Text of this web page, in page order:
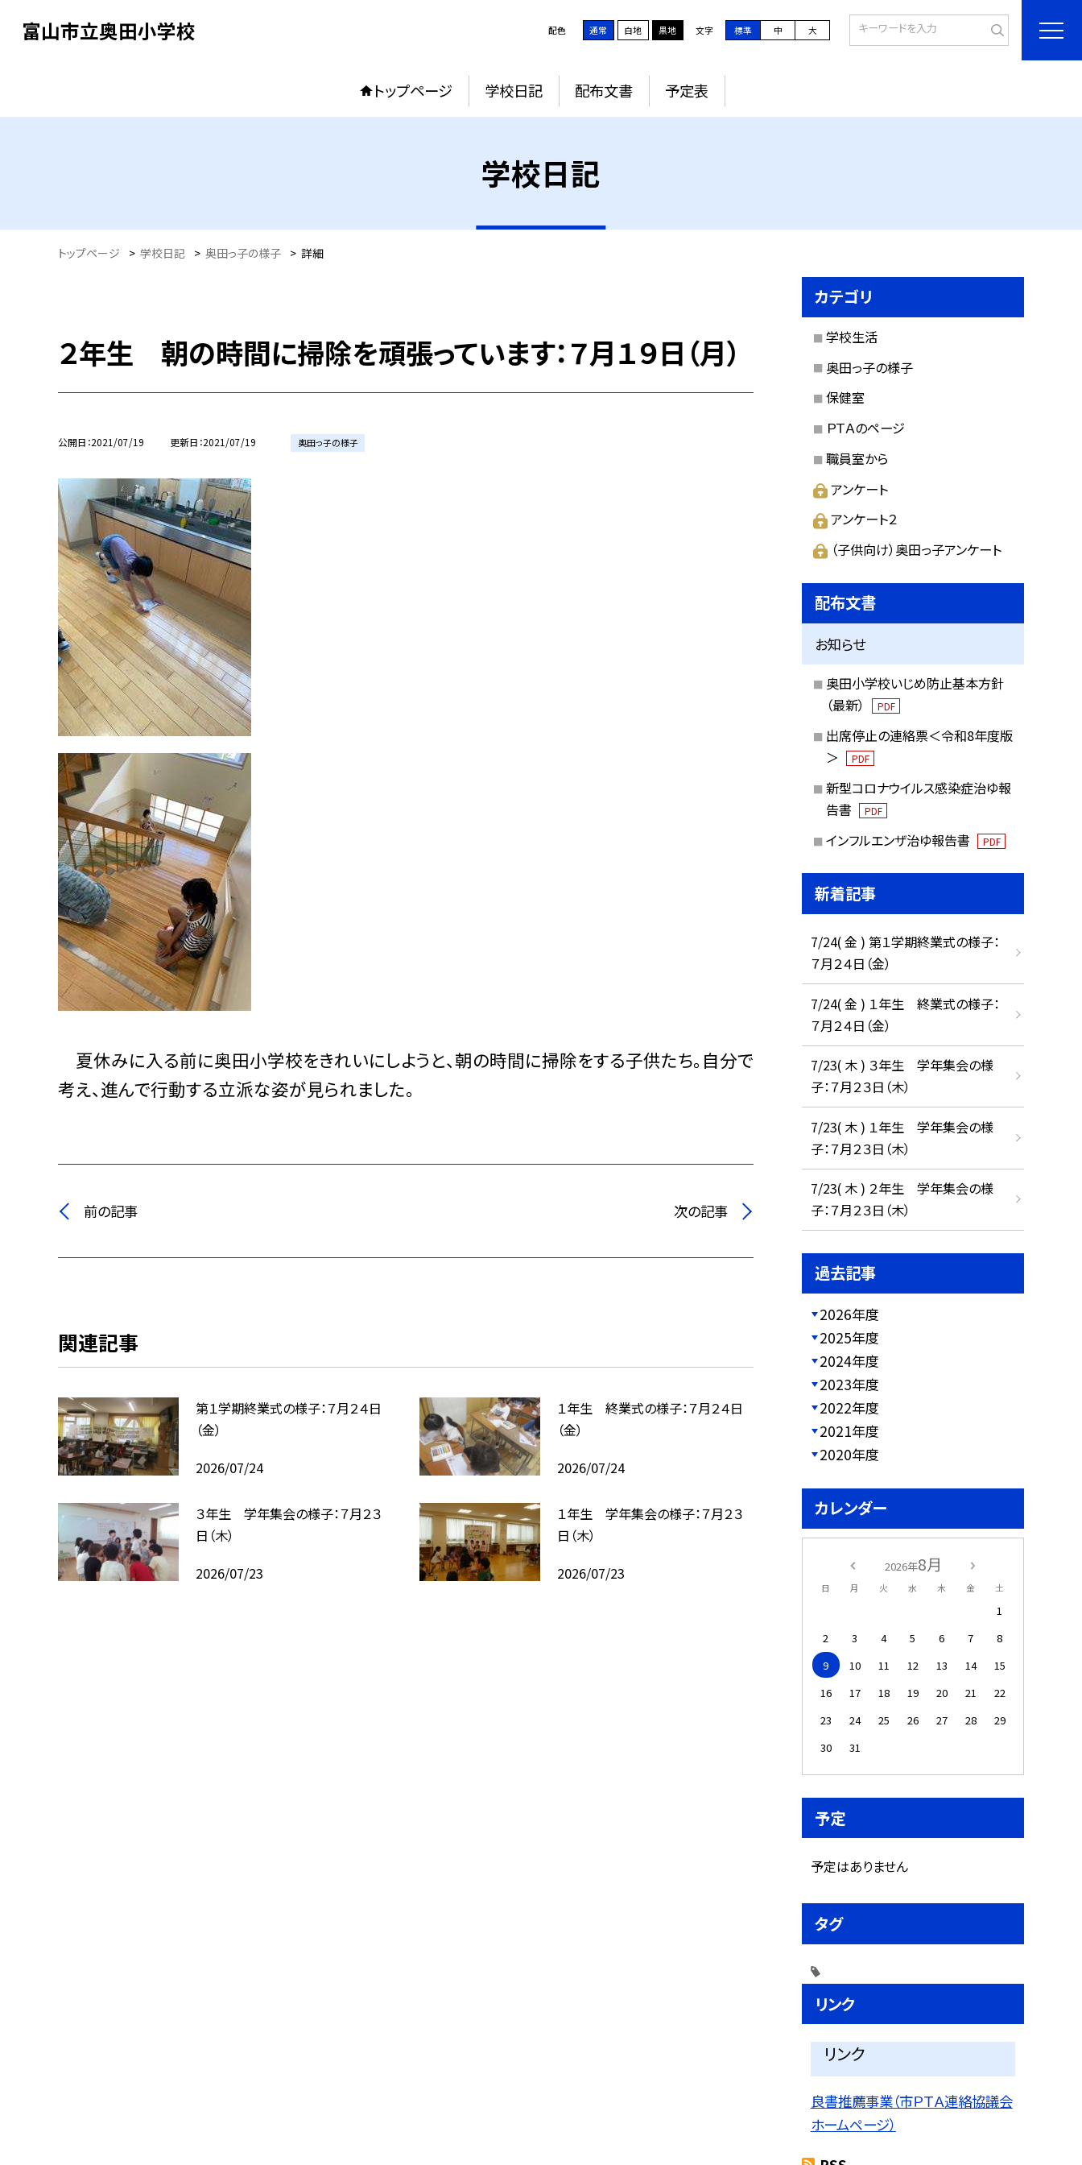
富山市立奥田小学校 配色 通常 白地 黒地 文字 標準 中 大
トップページ 学校日記 配布文書 予定表
学校日記
トップページ > 学校日記 > 奥田っ子の様子 > 詳細
２年生 朝の時間に掃除を頑張っています：７月１９日（月）
公開日 2021/07/19 更新日 2021/07/19 奥田っ子の様子
夏休みに入る前に奥田小学校をきれいにしようと、朝の時間に掃除をする子供たち。自分で
考え、進んで行動する立派な姿が見られました。
前の記事 次の記事
関連記事
第１学期終業式の様子：７月２４日
（金）
2026/07/24
１年生 終業式の様子：７月２４日
（金）
2026/07/24
３年生 学年集会の様子：７月２３
日（木）
2026/07/23
１年生 学年集会の様子：７月２３
日（木）
2026/07/23
カテゴリ
学校生活
奥田っ子の様子
保健室
ＰＴＡのページ
職員室から
アンケート
アンケート２
（子供向け）奥田っ子アンケート
配布文書
お知らせ
奥田小学校いじめ防止基本方針
（最新）
PDF
出席停止の連絡票＜令和8年度版
＞
PDF
新型コロナウイルス感染症治ゆ報
告書
PDF
インフルエンザ治ゆ報告書 PDF
新着記事
7/24( 金 ) 第１学期終業式の様子：
７月２４日（金）
7/24( 金 ) １年生 終業式の様子：
７月２４日（金）
7/23( 木 ) ３年生 学年集会の様
子：７月２３日（木）
7/23( 木 ) １年生 学年集会の様
子：７月２３日（木）
7/23( 木 ) ２年生 学年集会の様
子：７月２３日（木）
過去記事
2026年度
2025年度
2024年度
2023年度
2022年度
2021年度
2020年度
カレンダー
2026年8月
日 月 火 水 木 金 土
1
2
3 4 5 6 7
8
9
10 11 12 13 14
15
16
17 18 19 20 21
22
23
24 25 26 27 28
29
30
31
予定
予定はありません
タグ
リンク
リンク
良書推薦事業（市ＰＴＡ連絡協議会
ホームページ）